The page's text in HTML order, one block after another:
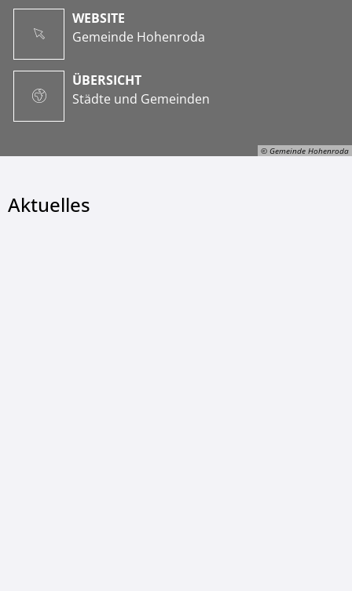
© Gemeinde Hohenroda
WEBSITE
Gemeinde Hohenroda
ÜBERSICHT
Städte und Gemeinden
Aktuelles